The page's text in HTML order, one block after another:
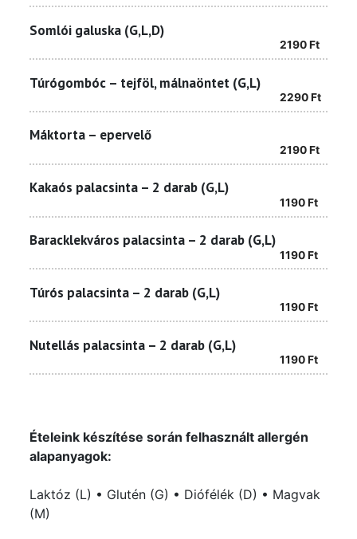
Somlói galuska (G,L,D)
2190Ft
Túrógombóc – tejföl, málnaöntet (G,L)
2290Ft
Máktorta – epervelő
2190Ft
Kakaós palacsinta – 2 darab (G,L)
1190Ft
Baracklekváros palacsinta – 2 darab (G,L)
1190Ft
Túrós palacsinta – 2 darab (G,L)
1190Ft
Nutellás palacsinta – 2 darab (G,L)
1190Ft
Ételeink készítése során felhasznált allergén
alapanyagok:
Laktóz (L) • Glutén (G) • Diófélék (D) • Magvak
(M)